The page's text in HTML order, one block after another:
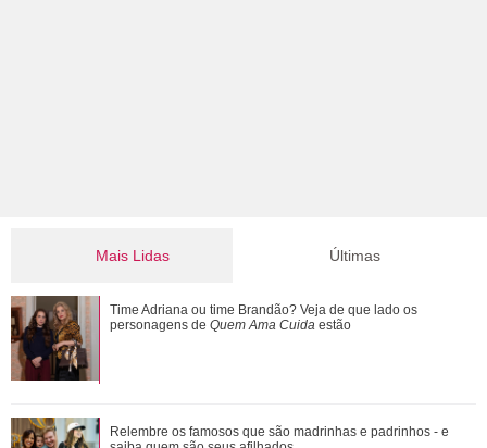
Mais Lidas
Ronei e Cinara desconfiam da ligação de Zilá com
Verônica. Saiba o que vai acontecer em ...
Ele cresceu! Veja evolução de Marcelo Sangalo, filho de
Últimas
Time Adriana ou time Brandão? Veja de que lado os
personagens de Quem Ama Cuida estão
Relembre os famosos que são madrinhas e padrinhos - e